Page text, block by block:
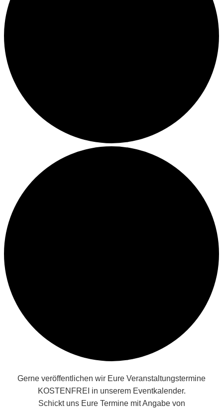
Gerne veröffentlichen wir Eure Veranstaltungstermine
KOSTENFREI in unserem Eventkalender.
Schickt uns Eure Termine mit Angabe von